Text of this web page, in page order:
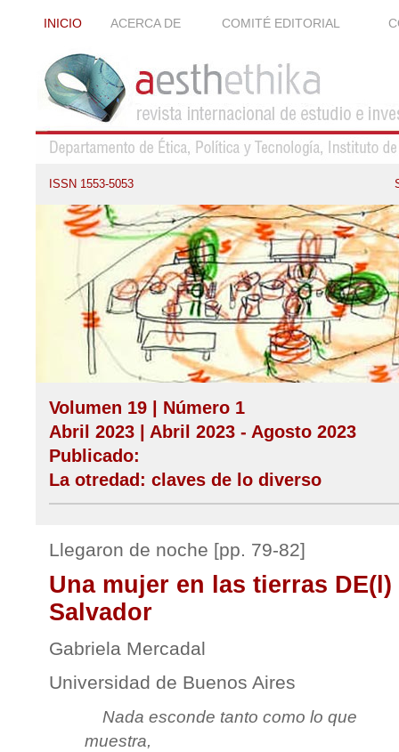
INICIO ACERCA DE COMITÉ EDITORIAL
ISSN 1553-5053
Volumen 19 | Número 1
Abril 2023 | Abril 2023 - Agosto 2023
Publicado:
La otredad: claves de lo diverso
Llegaron de noche [pp. 79-82]
Una mujer en las tierras DE(l)
Salvador
Gabriela Mercadal
Universidad de Buenos Aires
Nada esconde tanto como lo que
muestra,